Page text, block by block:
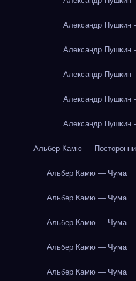
Александр Пушкин
Александр Пушкин
Александр Пушкин
Александр Пушкин
Александр Пушкин
Альбер Камю —
Альбер Камю — Чума
Альбер Камю — Чума
Альбер Камю — Чума
Альбер Камю — Чума
Альбер Камю — Чума